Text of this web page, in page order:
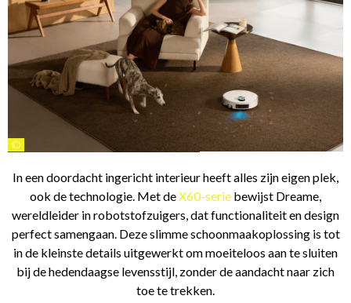
©
In een doordacht ingericht interieur heeft alles zijn eigen plek,
ook de technologie. Met deX60-serie bewijst Dreame,
wereldleider in robotstofzuigers, dat functionaliteit en design
perfect samengaan. Deze slimme schoonmaakoplossing is tot
in de kleinste details uitgewerkt om moeiteloos aan te sluiten
bij de hedendaagse levensstijl, zonder de aandacht naar zich
toe te trekken.